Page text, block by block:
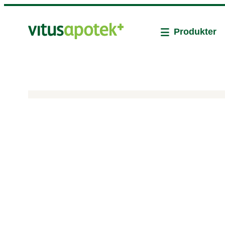
Produkter